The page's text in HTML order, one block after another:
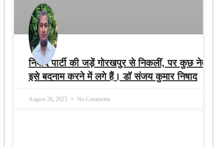
निषाद पार्टी की जड़ें गोरखपुर से निकलीं, पर कुछ नेता
इसे बदनाम करने में लगे हैं। डॉ संजय कुमार निषाद
August 26, 2025 No Comments